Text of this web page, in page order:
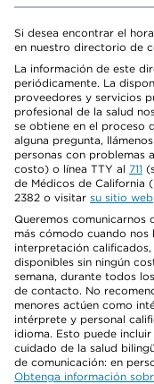
Si desea encontrar el
en nuestro directorio de
La información de este
periódicamente. La
proveedores y servicios
profesional de la salud
se obtiene en el proceso
alguna pregunta,
personas con problemas
costo) o línea TTY al 711
de Médicos de California
2382 o visitar su sitio web
Queremos comunicarnos
más cómodo cuando nos
interpretación
disponibles sin ningún
semana, durante todos
de contacto. No
menores actúen como
intérprete y personal
idioma. Esto puede
cuidado de la salud
de comunicación: en
Obtenga información